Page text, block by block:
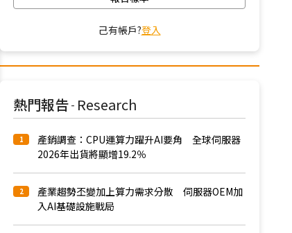
己有帳戶?登入
熱門報告 - Research
1
產銷調查：CPU運算力躍升AI要角 全球伺服器
2026年出貨將顯增19.2％
2
產業趨勢丕變加上算力需求分散 伺服器OEM加
入AI基礎設施戰局